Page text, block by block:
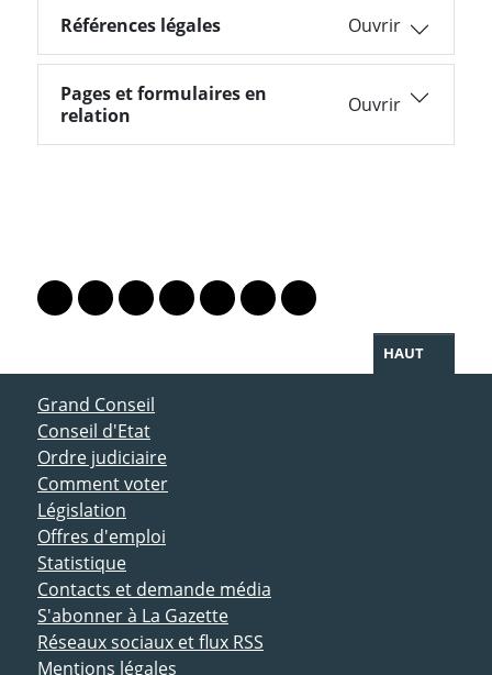
Références légales
Références légales
Pages et formulaires en relation
Pages et formulaires en
relation
Lien vers le profil Mastodon
Lien vers le profil Bluesky
Lien vers le profil Instagram
Lien vers le profil Linkedin
Lien vers le profil Facebook
Lien vers le profil Twitter
Partager par WhatsApp
HAUT
ACCÈS DIRECT
Grand Conseil
Conseil d'Etat
Ordre judiciaire
Comment voter
Législation
Offres d'emploi
Statistique
Contacts et demande média
S'abonner à La Gazette
Réseaux sociaux et flux RSS
Mentions légales